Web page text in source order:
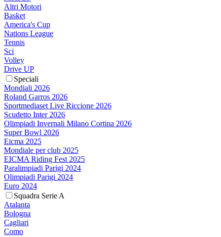
Altri Motori
Basket
America's Cup
Nations League
Tennis
Sci
Volley
Drive UP
Speciali
Mondiali 2026
Roland Garros 2026
Sportmediaset Live Riccione 2026
Scudetto Inter 2026
Olimpiadi Invernali Milano Cortina 2026
Super Bowl 2026
Eicma 2025
Mondiale per club 2025
EICMA Riding Fest 2025
Paralimpiadi Parigi 2024
Olimpiadi Parigi 2024
Euro 2024
Squadra Serie A
Atalanta
Bologna
Cagliari
Como